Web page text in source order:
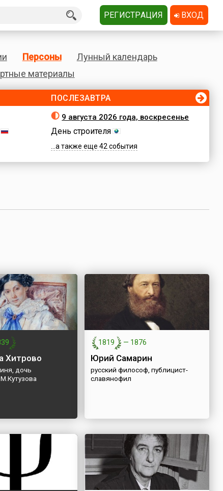
Персоны
Лунный календарь
материалы
ПОСЛЕЗАВТРА
9 августа 2026 года, воскресенье
День строителя
...а также еще 42 события
Хитрово
дочь
1819 — 1876
Юрий Самарин
русский философ, публицист-
славянофил
РЕГИСТРАЦИЯ ВХОД